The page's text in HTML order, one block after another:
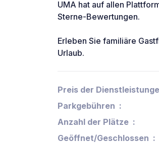
UMA hat auf allen
Sterne-Bewertungen.
Erleben Sie familiäre
Urlaub.
Preis der
Parkgebühren
Anzahl der Plätze
Geöffnet/Geschlossen